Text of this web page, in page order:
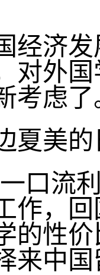
经济
对外
考虑了
夏美
口流
作，
的性
来中国